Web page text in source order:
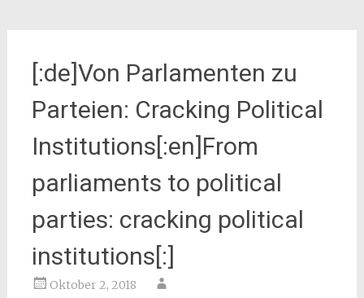
[:de]Von Parlamenten zu
Parteien: Cracking Political
Institutions[:en]From
parliaments to political
parties: cracking political
institutions[:]
Oktober 2, 2018